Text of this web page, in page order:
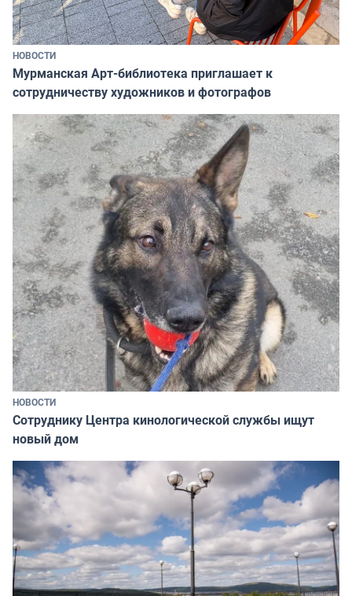
НОВОСТИ
Мурманская Арт-библиотека приглашает к
сотрудничеству художников и фотографов
НОВОСТИ
Сотруднику Центра кинологической службы ищут
новый дом